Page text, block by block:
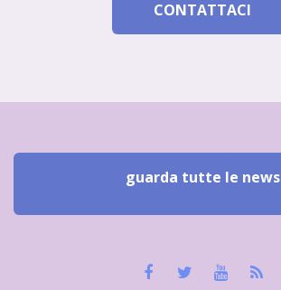
CONTATTACI
guarda tutte le news